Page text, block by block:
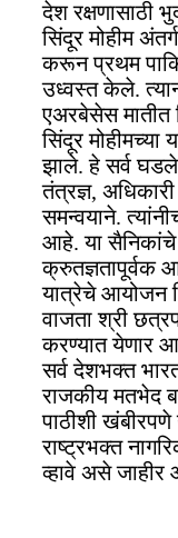
देश रक्षणासाठी
सिंदूर मोहीम
करून प्रथम
उध्वस्त केले.
एअरबेसेस मातीत
सिंदूर
झाले. हे सर्व घडले
तंत्रज्ञ,
समन्वयाने.
आहे. या सैनिकांचे
क्रुतज्ञतापूर्वक
यात्रेचे आयोजन
वाजता श्री
करण्यात येणार
सर्व देशभक्त
राजकीय मतभेद
पाठीशी
राष्ट्रभक्त
व्हावे असे